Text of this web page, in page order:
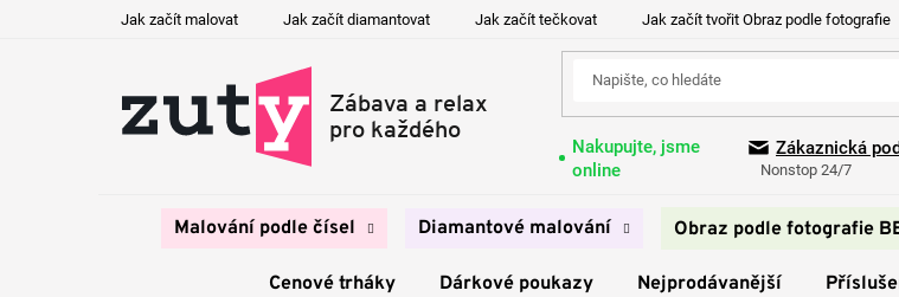
Jak začít malovat Jak začít diamantovat Jak začít tečkovat Jak začít tvořit Obraz podle fotografie
Nakupujte, jsme
online
Zákaznická
Nonstop 24/7
Malování podle čísel Diamantové malování Obraz podle fotografie
Cenové trháky Dárkové poukazy Nejprodávanější